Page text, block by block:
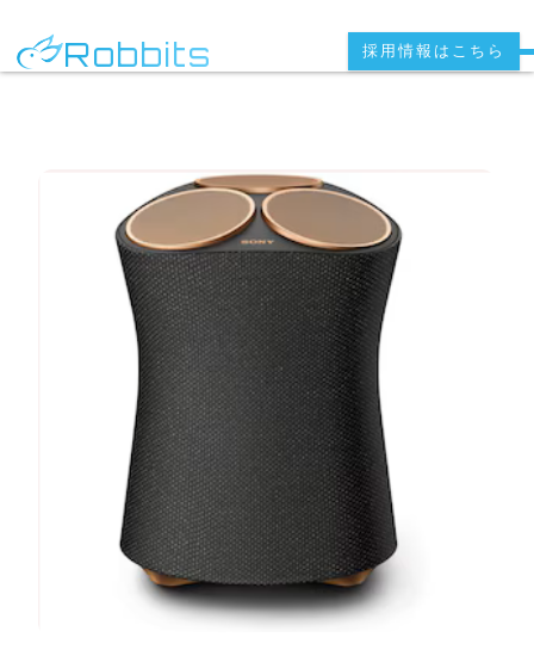
Robbits 採用情報はこちら